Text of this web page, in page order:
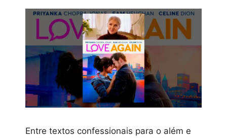
Entre textos confessionais para o além e